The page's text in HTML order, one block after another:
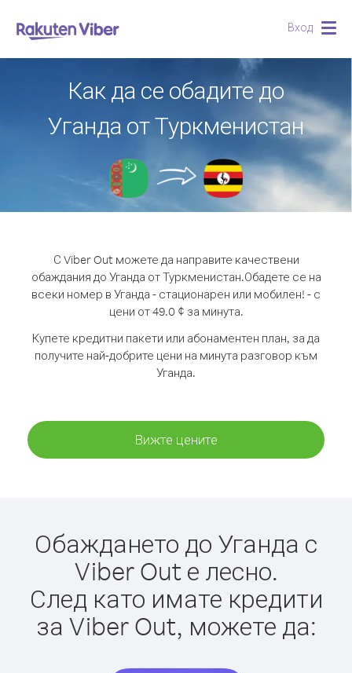
Вход
Как да се обадите до
Уганда от Туркменистан
С Viber Out можете да направите качествени
обаждания до Уганда от Туркменистан.Обадете се на
всеки номер в Уганда - стационарен или мобилен! - с
цени от 49.0 ¢ за минута.
Купете кредитни пакети или абонаментен план, за да
получите най-добрите цени на минута разговор към
Уганда.
Вижте цените
Обаждането до Уганда с
Viber Out е лесно.
След като имате кредити
за Viber Out, можете да: